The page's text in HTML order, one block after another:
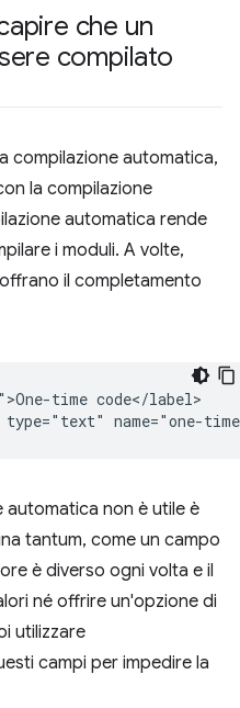
che un
compilato
compilazione automatica,
la compilazione
automatica rende
i moduli. A volte,
il completamento
time code</label>
automatica non è utile è
tantum, come un campo
è diverso ogni volta e il
né offrire un'opzione di
utilizzare
campi per impedire la